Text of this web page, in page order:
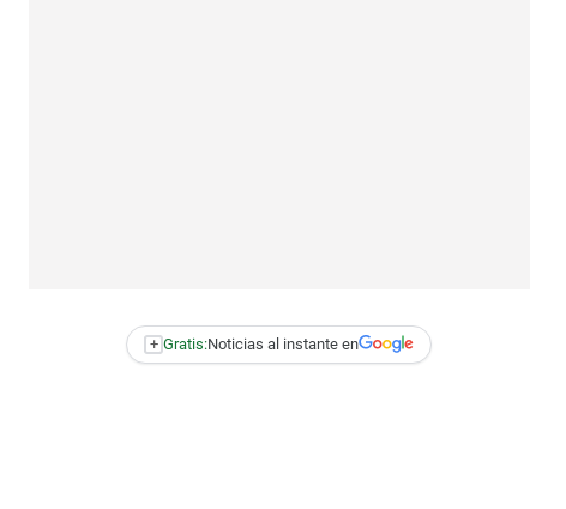
+ Gratis:Noticias al instante en